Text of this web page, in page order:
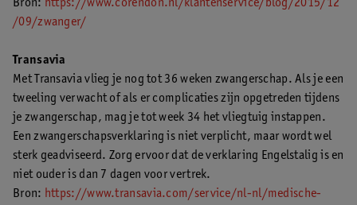
Bron: https://www.corendon.nl/klantenservice/blog/2015/12
/09/zwanger/
Transavia
Met Transavia vlieg je nog tot 36 weken zwangerschap. Als je een
tweeling verwacht of als er complicaties zijn opgetreden tijdens
je zwangerschap, mag je tot week 34 het vliegtuig instappen.
Een zwangerschapsverklaring is niet verplicht, maar wordt wel
sterk geadviseerd. Zorg ervoor dat de verklaring Engelstalig is en
niet ouder is dan 7 dagen voor vertrek.
Bron: https://www.transavia.com/service/nl-nl/medische-